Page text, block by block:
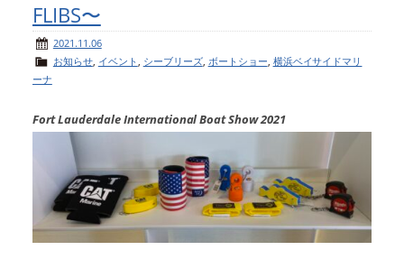
FLIBS〜
2021.11.06
お知らせ, イベント, シーブリーズ, ボートショー, 横浜ベイサイドマリ
ーナ
Fort Lauderdale International Boat Show 2021